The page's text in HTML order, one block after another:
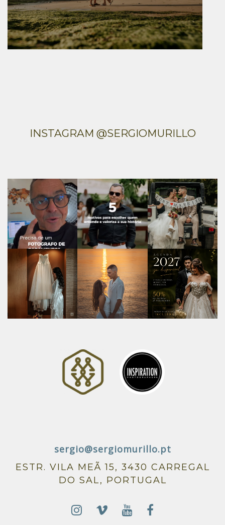
INSTAGRAM @SERGIOMURILLO
sergio@sergiomurillo.pt
ESTR. VILA MEÃ 15, 3430 CARREGAL
DO SAL, PORTUGAL